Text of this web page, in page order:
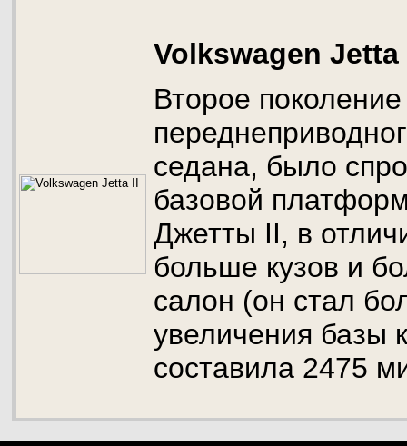
Volkswagen Jetta
Второе
седана, было
базовой
Джетты II, в
больше кузов и
салон (он стал
увеличения базы
составила 2475